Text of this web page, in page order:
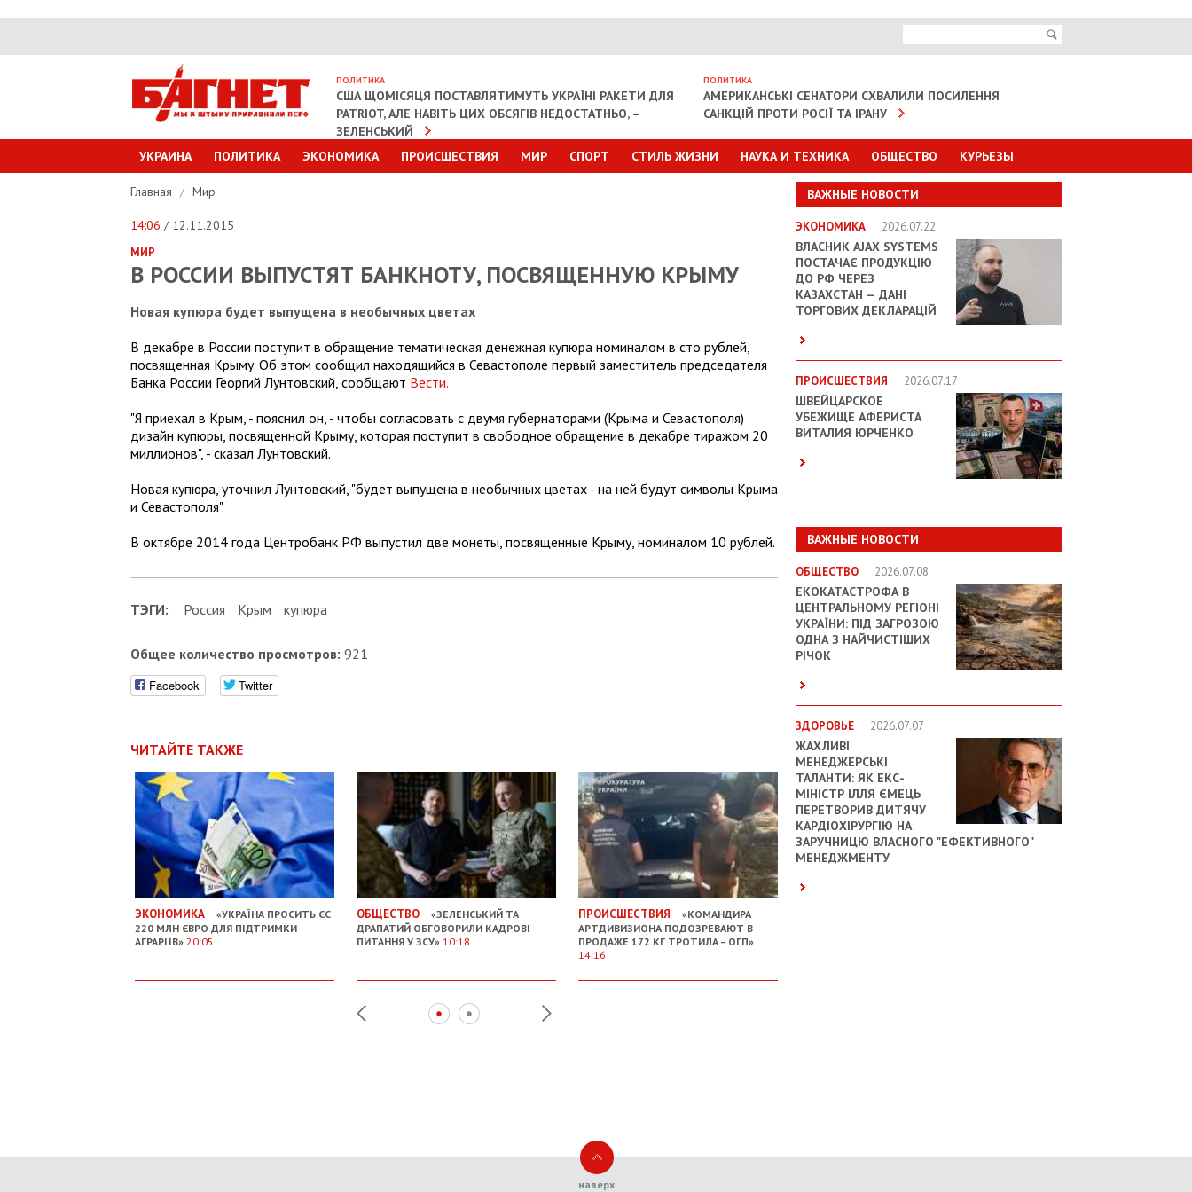
ПОЛИТИКА
США ЩОМІСЯЦЯ ПОСТАВЛЯТИМУТЬ УКРАЇНІ РАКЕТИ ДЛЯ
PATRIOT, АЛЕ НАВІТЬ ЦИХ ОБСЯГІВ НЕДОСТАТНЬО, –
ЗЕЛЕНСЬКИЙ
ПОЛИТИКА
АМЕРИКАНСЬКІ СЕНАТОРИ СХВАЛИЛИ ПОСИЛЕННЯ
САНКЦІЙ ПРОТИ РОСІЇ ТА ІРАНУ
УКРАИНА ПОЛИТИКА ЭКОНОМИКА ПРОИСШЕСТВИЯ МИР СПОРТ СТИЛЬ ЖИЗНИ НАУКА И ТЕХНИКА ОБЩЕСТВО КУРЬЕЗЫ
ВАЖНЫЕ НОВОСТИ
ЭКОНОМИКА 2026.07.22
ВЛАСНИК AJAX SYSTEMS
ПОСТАЧАЄ ПРОДУКЦІЮ
ДО РФ ЧЕРЕЗ
КАЗАХСТАН — ДАНІ
ТОРГОВИХ ДЕКЛАРАЦІЙ
ПРОИСШЕСТВИЯ 2026.07.17
ШВЕЙЦАРСКОЕ
УБЕЖИЩЕ АФЕРИСТА
ВИТАЛИЯ ЮРЧЕНКО
ВАЖНЫЕ НОВОСТИ
ОБЩЕСТВО 2026.07.08
ЕКОКАТАСТРОФА В
ЦЕНТРАЛЬНОМУ РЕГІОНІ
УКРАЇНИ: ПІД ЗАГРОЗОЮ
ОДНА З НАЙЧИСТІШИХ
РІЧОК
ЗДОРОВЬЕ 2026.07.07
ЖАХЛИВІ
МЕНЕДЖЕРСЬКІ
ТАЛАНТИ: ЯК ЕКС-
МІНІСТР ІЛЛЯ ЄМЕЦЬ
ПЕРЕТВОРИВ ДИТЯЧУ
КАРДІОХІРУРГІЮ НА
ЗАРУЧНИЦЮ ВЛАСНОГО "ЕФЕКТИВНОГО"
МЕНЕДЖМЕНТУ
Главная / Мир
14:06 / 12.11.2015
МИР
В РОССИИ ВЫПУСТЯТ БАНКНОТУ, ПОСВЯЩЕННУЮ КРЫМУ
Новая купюра будет выпущена в необычных цветах
В декабре в России поступит в обращение тематическая денежная купюра номиналом в сто рублей,
посвященная Крыму. Об этом сообщил находящийся в Севастополе первый заместитель председателя
Банка России Георгий Лунтовский, сообщают Вести.
"Я приехал в Крым, - пояснил он, - чтобы согласовать с двумя губернаторами (Крыма и Севастополя)
дизайн купюры, посвященной Крыму, которая поступит в свободное обращение в декабре тиражом 20
миллионов", - сказал Лунтовский.
Новая купюра, уточнил Лунтовский, "будет выпущена в необычных цветах - на ней будут символы Крыма
и Севастополя".
В октябре 2014 года Центробанк РФ выпустил две монеты, посвященные Крыму, номиналом 10 рублей.
ТЭГИ: Россия Крым купюра
Общее количество просмотров: 921
Facebook Twitter
ЧИТАЙТЕ ТАКЖЕ
ЭКОНОМИКА
«УКРАЇНА ПРОСИТЬ ЄС
220 МЛН ЄВРО ДЛЯ ПІДТРИМКИ
АГРАРІЇВ» 20:05
ОБЩЕСТВО
«ЗЕЛЕНСЬКИЙ ТА
ДРАПАТИЙ ОБГОВОРИЛИ КАДРОВІ
ПИТАННЯ У ЗСУ» 10:18
ПРОИСШЕСТВИЯ
«КОМАНДИРА
АРТДИВИЗИОНА ПОДОЗРЕВАЮТ В
ПРОДАЖЕ 172 КГ ТРОТИЛА – ОГП»
14:16
наверх